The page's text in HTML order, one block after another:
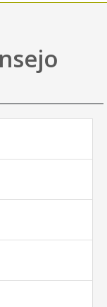
Utilidades
Mapa web
Ayuda